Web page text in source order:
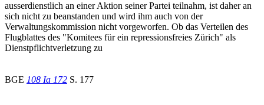
ausserdienstlich an einer Aktion seiner Partei teilnahm, ist daher an
sich nicht zu beanstanden und wird ihm auch von der
Verwaltungskommission nicht vorgeworfen. Ob das Verteilen des
Flugblattes des "Komitees für ein repressionsfreies Zürich" als
Dienstpflichtverletzung zu
BGE 108 Ia 172 S. 177